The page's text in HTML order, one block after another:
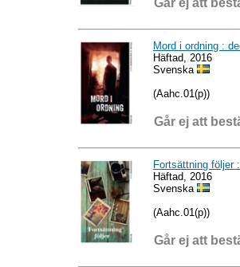
Mord i ordning :
Häftad, 2016
Svenska
(Aahc.01(p))
Går ej att
Fortsättning följer
Häftad, 2016
Svenska
(Aahc.01(p))
Går ej att